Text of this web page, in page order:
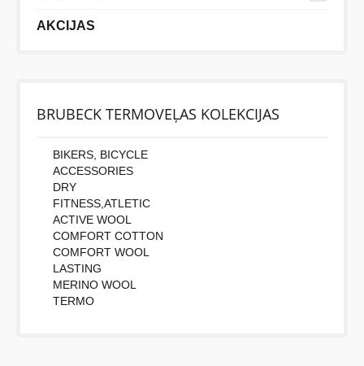
AKCIJAS
BRUBECK TERMOVEĻAS KOLEKCIJAS
BIKERS, BICYCLE
ACCESSORIES
DRY
FITNESS,ATLETIC
ACTIVE WOOL
COMFORT COTTON
COMFORT WOOL
LASTING
MERINO WOOL
TERMO